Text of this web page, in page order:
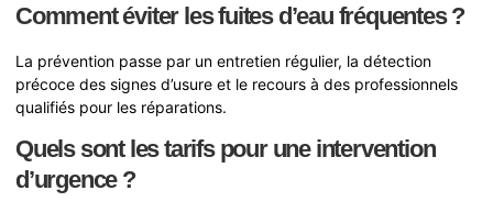
Comment éviter les fuites d’eau fréquentes ?
La prévention passe par un entretien régulier, la détection
précoce des signes d’usure et le recours à des professionnels
qualifiés pour les réparations.
Quels sont les tarifs pour une intervention
d’urgence ?